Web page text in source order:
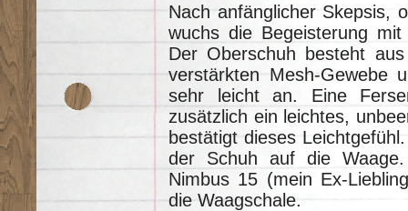
Nach anfänglicher Skepsis,
wuchs die Begeisterung mit
Der Oberschuh besteht
verstärkten Mesh-Gewebe
sehr leicht an. Eine
zusätzlich ein leichtes,
bestätigt dieses
der Schuh auf die
Nimbus 15 (mein Ex-
die Waagschale.